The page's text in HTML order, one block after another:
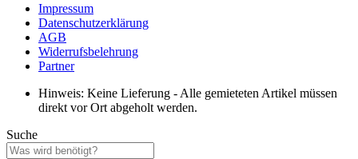
Impressum
Datenschutzerklärung
AGB
Widerrufsbelehrung
Partner
Hinweis: Keine Lieferung - Alle gemieteten Artikel müssen
direkt vor Ort abgeholt werden.
Suche